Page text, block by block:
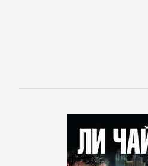
Педагогика